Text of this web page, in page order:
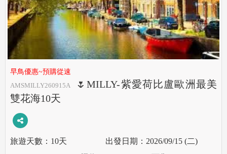
早鳥優惠~預購從速
AMSMILLY260915A
🌷MILLY-紫愛荷比盧歐洲最美
雙花海10天
10天 2026/09/15 (二)